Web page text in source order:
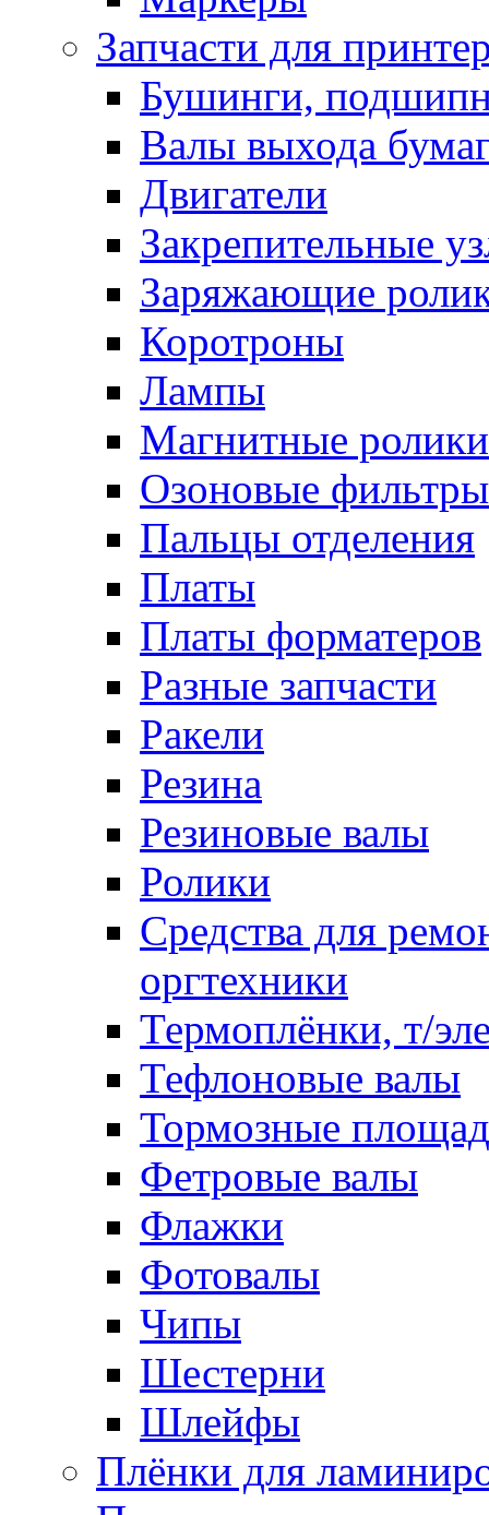
Запчасти для
Бушинги,
Валы выхода
Двигатели
Закрепительные
Заряжающие
Коротроны
Лампы
Магнитные ролики
Озоновые фильтры
Пальцы отделения
Платы
Платы форматеров
Разные запчасти
Ракели
Резина
Резиновые валы
Ролики
Средства для
оргтехники
Термоплёнки, т/
Тефлоновые валы
Тормозные
Фетровые валы
Флажки
Фотовалы
Чипы
Шестерни
Шлейфы
Плёнки для